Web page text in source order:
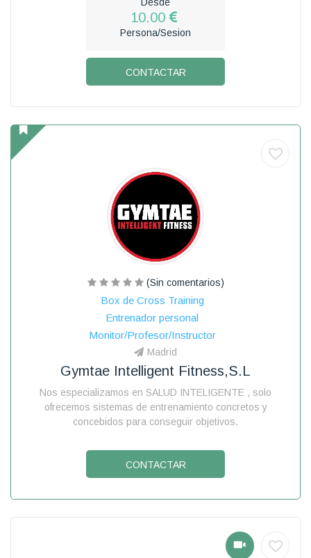
10.00
Persona/Sesion
CONTACTAR
(Sin comentarios)
Box de Cross Training
Entrenador personal
Monitor/Profesor/Instructor
Madrid
Gymtae Intelligent Fitness,s.l
Nos especializamos en SALUD INTELIGENTE , solo
ofrecemos sistemas de entrenamiento concretos y
concebidos para conseguir objetivos.
CONTACTAR